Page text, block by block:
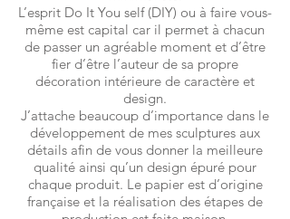
L’esprit Do It You self (DIY) ou à faire vous-
même est capital car il permet à chacun
de passer un agréable moment et d’être
fier d’être l’auteur de sa propre
décoration intérieure de caractère et
design.
J’attache beaucoup d’importance dans le
développement de mes sculptures aux
détails afin de vous donner la meilleure
qualité ainsi qu’un design épuré pour
chaque produit. Le papier est d’origine
française et la réalisation des étapes de